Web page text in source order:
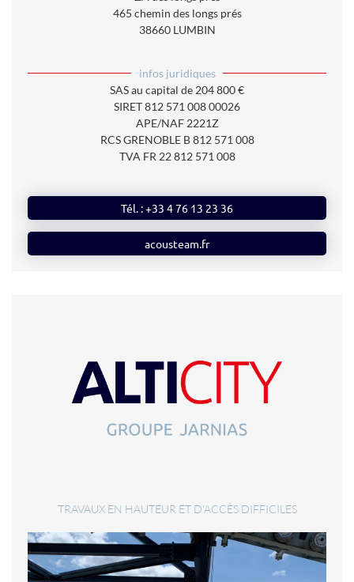
465 chemin des longs prés
38660 LUMBIN
infos juridiques
SAS au capital de 204 800 €
SIRET 812 571 008 00026
APE/NAF 2221Z
RCS GRENOBLE B 812 571 008
TVA FR 22 812 571 008
Tél. : +33 4 76 13 23 36
acousteam.fr
TRAVAUX EN HAUTEUR ET D'ACCÈS DIFFICILES